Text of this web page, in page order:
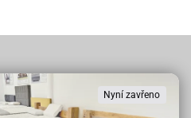
Nyní zavřeno